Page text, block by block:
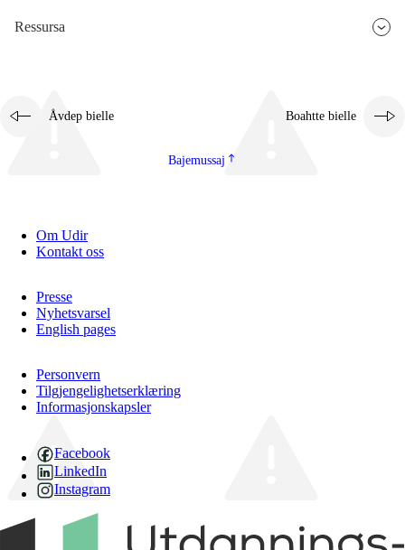
Ressursa
Åvdep bielle Boahtte bielle
Bajemussaj
Om Udir
Kontakt oss
Presse
Nyhetsvarsel
English pages
Personvern
Tilgjengelighetserklæring
Informasjonskapsler
Facebook
LinkedIn
Instagram